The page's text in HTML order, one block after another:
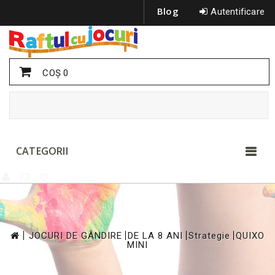
Autentificare
Blog
COŞ0
CATEGORII
>
JOCURI DE GÂNDIRE DE LA 8 ANI Strategie QUIXO
MINI